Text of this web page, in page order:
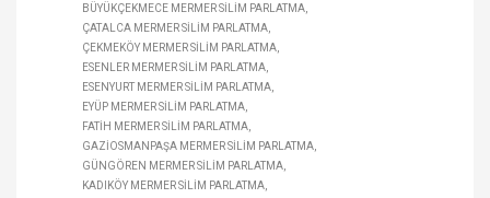
BÜYÜKÇEKMECE MERMER SILIM PARLATMA
ÇATALCA MERMER SILIM PARLATMA
ÇEKMEKÖY MERMER SILIM PARLATMA
ESENLER MERMER SILIM PARLATMA
ESENYURT MERMER SILIM PARLATMA
EYÜP MERMER SILIM PARLATMA
FATIH MERMER SILIM PARLATMA
GAZIOSMANPAŞA MERMER SILIM PARLATMA
GÜNGÖREN MERMER SILIM PARLATMA
KADIKÖY MERMER SILIM PARLATMA